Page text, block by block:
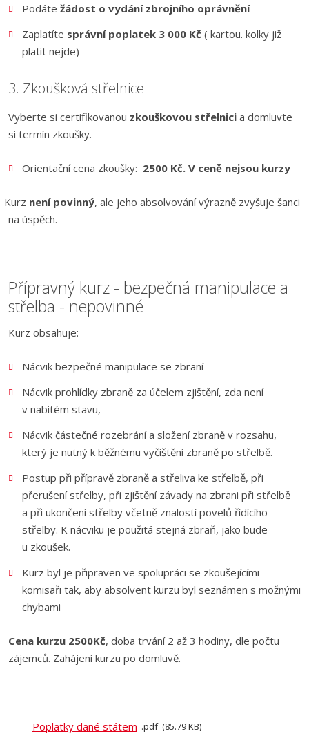
Podáte žádost o vydání zbrojního oprávnění
Zaplatíte správní poplatek 3 000 Kč( kartou. kolky již
platit nejde)
3. Zkoušková střelnice
Vyberte si certifikovanou zkouškovou střelnici a domluvte
si termín zkoušky.
Orientační cena zkoušky: 2500 Kč. V ceně nejsou kurzy
Kurz není povinný, ale jeho absolvování výrazně zvyšuje šanci
na úspěch.
Přípravný kurz - bezpečná manipulace a
střelba - nepovinné
Kurz obsahuje:
Nácvik bezpečné manipulace se zbraní
Nácvik prohlídky zbraně za účelem zjištění, zda není
v nabitém stavu,
Nácvik částečné rozebrání a složení zbraně v rozsahu,
který je nutný k běžnému vyčištění zbraně po střelbě.
Postup při přípravě zbraně a střeliva ke střelbě, při
přerušení střelby, při zjištění závady na zbrani při střelbě
a při ukončení střelby včetně znalostí povelů řídícího
střelby. K nácviku je použitá stejná zbraň, jako bude
u zkoušek.
Kurz byl je připraven ve spolupráci se zkoušejícími
komisaři tak, aby absolvent kurzu byl seznámen s možnými
chybami
Cena kurzu 2500Kč, doba trvání 2 až 3 hodiny, dle počtu
zájemců. Zahájení kurzu po domluvě.
Poplatky dané státem pdf 85.79 KB